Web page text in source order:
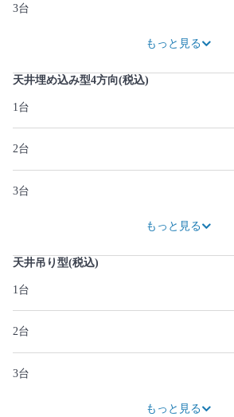
3台
もっと見る
天井埋め込み型4方向(税込)
1台
2台
3台
もっと見る
天井吊り型(税込)
1台
2台
3台
もっと見る